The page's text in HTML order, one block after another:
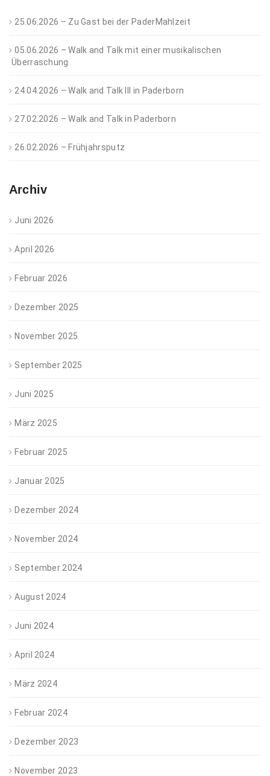
25.06.2026 – Zu Gast bei der PaderMahlzeit
05.06.2026 – Walk and Talk mit einer musikalischen
Überraschung
24.04.2026 – Walk and Talk III in Paderborn
27.02.2026 – Walk and Talk in Paderborn
26.02.2026 – Frühjahrsputz
Archiv
Juni 2026
April 2026
Februar 2026
Dezember 2025
November 2025
September 2025
Juni 2025
März 2025
Februar 2025
Januar 2025
Dezember 2024
November 2024
September 2024
August 2024
Juni 2024
April 2024
März 2024
Februar 2024
Dezember 2023
November 2023